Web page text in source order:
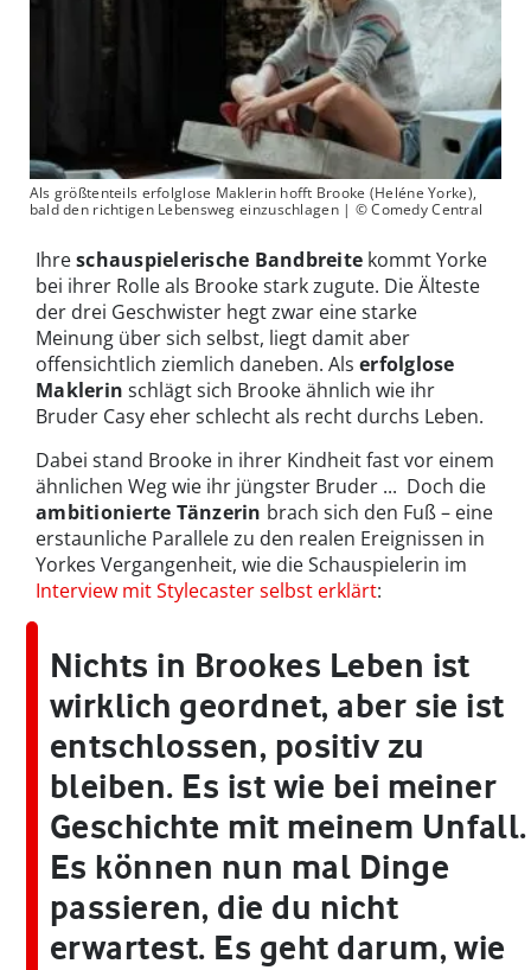
Als größtenteils erfolglose Maklerin hofft Brooke (Heléne Yorke),
bald den richtigen Lebensweg einzuschlagen | © Comedy Central
Ihreschauspielerische Bandbreite kommt Yorke
bei ihrer Rolle als Brooke stark zugute. Die Älteste
der drei Geschwister hegt zwar eine starke
Meinung über sich selbst, liegt damit aber
offensichtlich ziemlich daneben. Als erfolglose
Maklerin schlägt sich Brooke ähnlich wie ihr
Bruder Casy eher schlecht als recht durchs Leben.
Dabei stand Brooke in ihrer Kindheit fast vor einem
ähnlichen Weg wie ihr jüngster Bruder ... Doch die
ambitionierte Tänzerin brach sich den Fuß – eine
erstaunliche Parallele zu den realen Ereignissen in
Yorkes Vergangenheit, wie die Schauspielerin im
Interview mit Stylecaster selbst erklärt:
Nichts in Brookes Leben ist
wirklich geordnet, aber sie ist
entschlossen, positiv zu
bleiben. Es ist wie bei meiner
Geschichte mit meinem Unfall.
Es können nun mal Dinge
passieren, die du nicht
erwartest. Es geht darum, wie